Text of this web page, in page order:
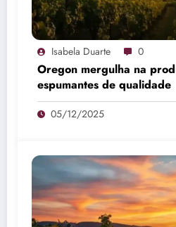
Isabela Duarte 0
Oregon mergulha na
espumantes de qualidade
05/12/2025